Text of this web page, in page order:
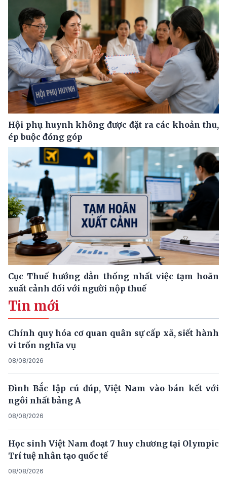
Hội phụ huynh không được đặt ra các khoản thu,
ép buộc đóng góp
Cục Thuế hướng dẫn thống nhất việc tạm hoãn
xuất cảnh đối với người nộp thuế
Tin mới
Chính quy hóa cơ quan quân sự cấp xã, siết hành
vi trốn nghĩa vụ
08/08/2026
Đình Bắc lập cú đúp, Việt Nam vào bán kết với
ngôi nhất bảng A
08/08/2026
Học sinh Việt Nam đoạt 7 huy chương tại Olympic
Trí tuệ nhân tạo quốc tế
08/08/2026